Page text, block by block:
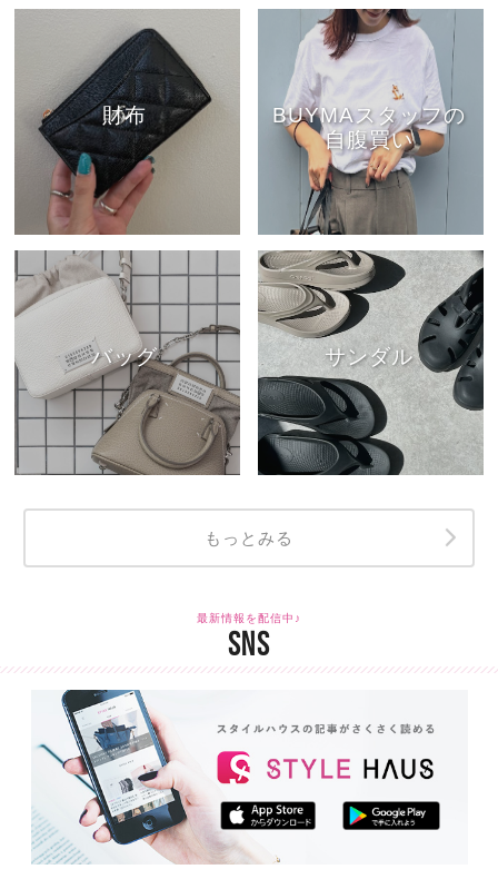
財布
BUYMAスタッフの
自腹買い
バッグ サンダル
もっとみる
最新情報を配信中♪
SNS